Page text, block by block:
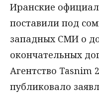
Иранские
поставили под
западных СМИ о
окончательных
Агентство Tasnim
публиковало